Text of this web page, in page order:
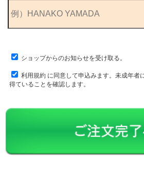
ショップからのお知らせを受け取る。
利用規約に同意して申込みます。未成年者
得ていることを確認します。